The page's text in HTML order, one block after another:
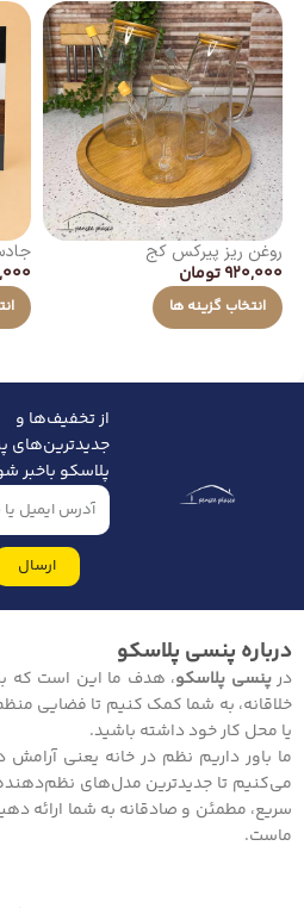
روغن ریز پیرکس کج
920,000تومان
انتخاب گزینه ها
از تخفیف‌ها و
جدیدترین‌های
پلاسکو باخبر
ارسال
درباره پنسی پلاسکو
درپنسی پلاسکو، هدف ما این است که با
خلاقانه، به شما کمک کنیم تا فضایی
یا محل کار خود داشته باشید.
ما باور داریم نظم در خانه یعنی
می‌کنیم تا جدیدترین مدل‌های
سریع، مطمئن و صادقانه به شما ارائه
ماست.